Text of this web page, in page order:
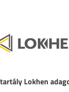
Lokhen